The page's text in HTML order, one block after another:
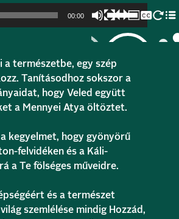
00:00
A
hangerő
növeléséhez,
illetőleg
csökkentéséhez
a
Fel/Le
billentyűket
kell
a természetbe, egy szép
Tanításodhoz sokszor a
hogy Veled együtt
a Mennyei Atya öltöztet.
kegyelmet, hogy gyönyörű
felvidéken és a Káli-
a Te fölséges műveidre.
és a természet
szemlélése mindig Hozzád,